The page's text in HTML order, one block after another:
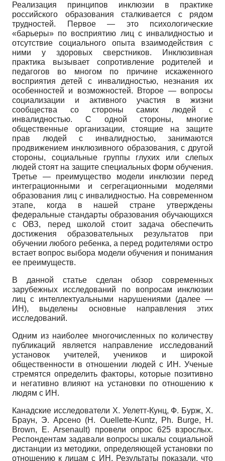
Реализация принципов инклюзии в практике
российского образования сталкивается с рядом
трудностей. Первое — это психологические
«барьеры» по восприятию лиц с инвалидностью и
отсутствие социального опыта взаимодействия с
ними у здоровых сверстников. Инклюзивная
практика вызывает сопротивление родителей и
педагогов во многом по причине искаженного
восприятия детей с инвалидностью, незнания их
особенностей и возможностей. Второе — вопросы
социализации и активного участия в жизни
сообщества со стороны самих людей с
инвалидностью. С одной стороны, многие
общественные организации, стоящие на защите
прав людей с инвалидностью, занимаются
продвижением инклюзивного образования, с другой
стороны, социальные группы глухих или слепых
людей стоят на защите специальных форм обучения.
Третье — преимущество модели инклюзии перед
интеграционными и сегрегационными моделями
образования лиц с инвалидностью. На современном
этапе, когда в нашей стране утверждены
федеральные стандарты образования обучающихся
с ОВЗ, перед школой стоит задача обеспечить
достижения образовательных результатов при
обучении любого ребенка, а перед родителями остро
встает вопрос выбора модели обучения и понимания
ее преимуществ.
В данной статье сделан обзор современных
зарубежных исследований по вопросам инклюзии
лиц с интеллектуальными нарушениями (далее —
ИН), выделены основные направления этих
исследований.
Одним из наиболее многочисленных по количеству
публикаций является направление исследований
установок учителей, учеников и широкой
общественности в отношении людей с ИН. Ученые
стремятся определить факторы, которые позитивно
и негативно влияют на установки по отношению к
людям с ИН.
Канадские исследователи Х. Уелетт-Кунц, Ф. Бурж, Х.
Браун, Э. Арсено (H. Ouellette-Kuntz, Ph. Burge, H.
Brown, E. Arsenault) провели опрос 625 взрослых.
Респондентам задавали вопросы шкалы социальной
дистанции из методики, определяющей установки по
отношению к лицам с ИН. Результаты показали, что